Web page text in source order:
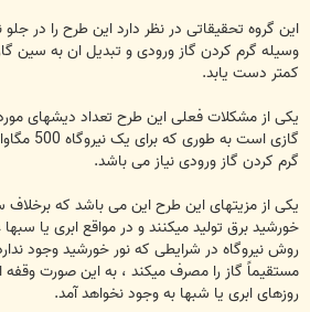
این گروه تحقیقاتی در نظر دارد این طرح را در
وسیله گرم کردن گاز ورودی و تبدیل ان به سین
کمتر دست یابد.
یکی از مشکلات فعلی این طرح تعداد دیشهای مورد
گرم کردن گاز ورودی نیاز می باشد.
یکی از مزیتهای این طرح این می باشد که برخلاف
خورشید برق تولید میکنند و در مواقع ابری یا
روش نیروگاه در شرایطی که نور خورشید وجود
مستقیماً گاز را مصرف میکند ، به این صورت وقفه
روزهای ابری یا شبها به وجود نخواهد آمد.